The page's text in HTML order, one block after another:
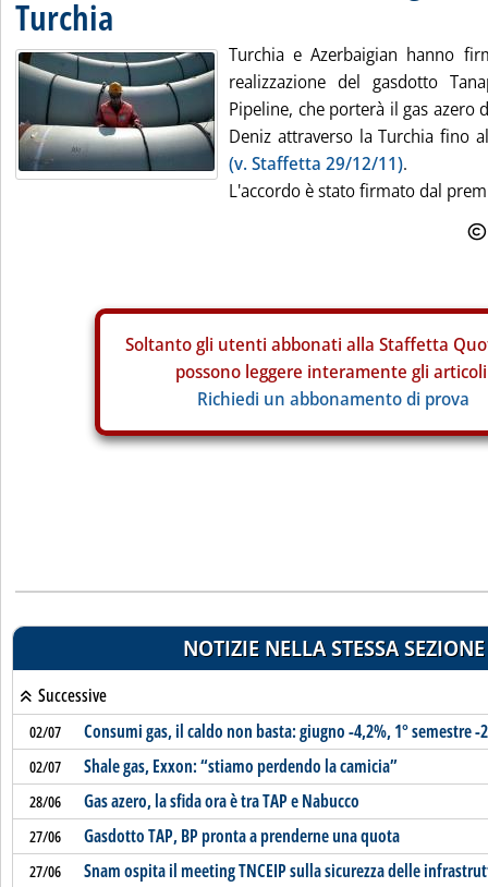
Turchia
Turchia e Azerbaigian hanno
realizzazione del gasdotto
Pipeline, che porterà il gas azero
Deniz attraverso la Turchia fino
(v. Staffetta 29/12/11).
L'accordo è stato firmato dal
Soltanto gli utenti abbonati alla Staffetta
possono leggere interamente gli
Richiedi un abbonamento di prova
NOTIZIE NELLA STESSA SEZIONE
Successive
02/07 Consumi gas, il caldo non basta: giugno -4,2%, 1° semestre -
02/07 Shale gas, Exxon: “stiamo perdendo la camicia”
28/06 Gas azero, la sfida ora è tra TAP e Nabucco
27/06 Gasdotto TAP, BP pronta a prenderne una quota
27/06 Snam ospita il meeting TNCEIP sulla sicurezza delle